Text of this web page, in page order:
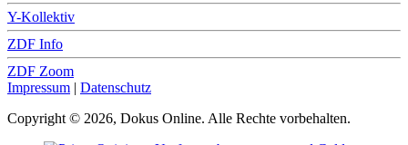
Y-Kollektiv
ZDF Info
ZDF Zoom
Impressum | Datenschutz
Copyright © 2026, Dokus Online. Alle Rechte vorbehalten.